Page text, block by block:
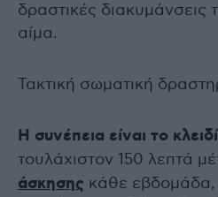
δραστικές
αίμα.
Τακτική σωματική
Η συνέπεια είναι το
τουλάχιστον 150 λεπτά
άσκησης κάθε